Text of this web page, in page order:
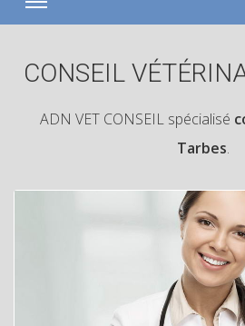
CONSEIL
ADN VET CONSEIL spécialisé
Tarbes.